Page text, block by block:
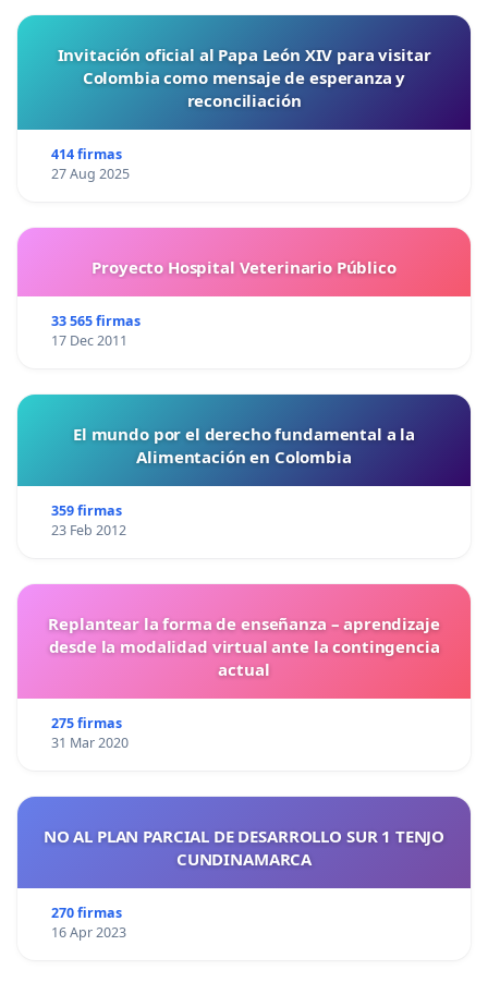
Invitación oficial al Papa León XIV para visitar
Colombia como mensaje de esperanza y
reconciliación
414 firmas
27 Aug 2025
Proyecto Hospital Veterinario Público
33 565 firmas
17 Dec 2011
El mundo por el derecho fundamental a la
Alimentación en Colombia
359 firmas
23 Feb 2012
Replantear la forma de enseñanza – aprendizaje
desde la modalidad virtual ante la contingencia
actual
275 firmas
31 Mar 2020
NO AL PLAN PARCIAL DE DESARROLLO SUR 1 TENJO
CUNDINAMARCA
270 firmas
16 Apr 2023